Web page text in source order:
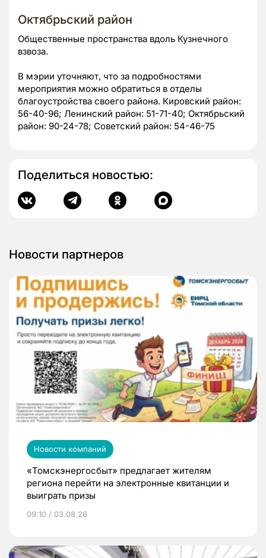
Октябрьский район
Общественные пространства вдоль Кузнечного
взвоза.
В мэрии уточняют, что за подробностями
мероприятия можно обратиться в отделы
благоустройства своего района. Кировский район:
56-40-96; Ленинский район: 51-71-40; Октябрьский
район: 90-24-78; Советский район: 54-46-75
Поделиться новостью:
Новости партнеров
Новости компаний
«Томскэнергосбыт» предлагает жителям
региона перейти на электронные квитанции и
выиграть призы
09:10 / 03.08.26